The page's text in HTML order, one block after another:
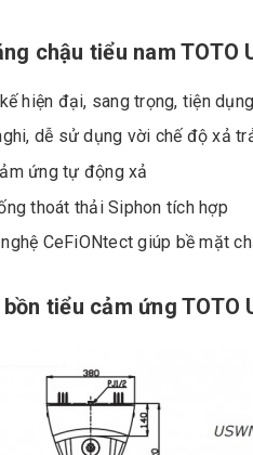
chậu tiểu nam TOTO
hiện đại, sang trọng, tiện
dễ sử dụng vời chế độ xả
ứng tự động xả
thoát thải Siphon tích hợp
CeFiONtect giúp bề mặt
tiểu cảm ứng TOTO